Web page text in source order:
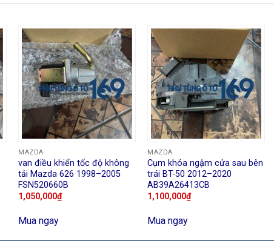
MAZDA
van điều khiển tốc độ không
tải Mazda 626 1998–2005
FSN520660B
1,050,000₫
Mua ngay
MAZDA
Cụm khóa ngậm cửa sau bên
trái BT-50 2012–2020
AB39A26413CB
1,100,000₫
Mua ngay